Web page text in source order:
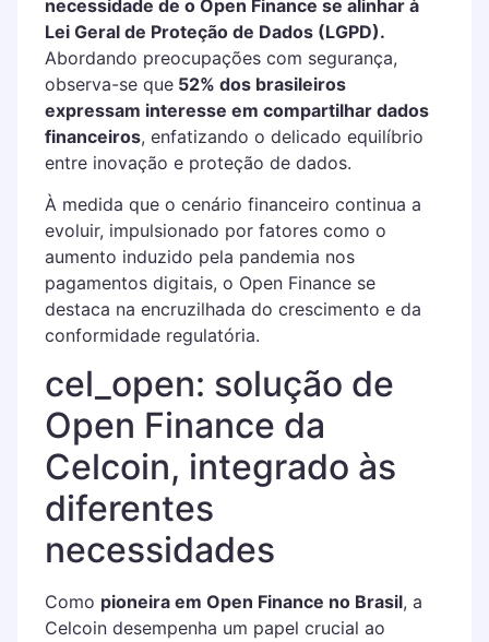
necessidade de o Open Finance se alinhar à
Lei Geral de Proteção de Dados (LGPD).
Abordando preocupações com segurança,
observa-se que52% dos brasileiros
expressam interesse em compartilhar dados
financeiros, enfatizando o delicado equilíbrio
entre inovação e proteção de dados.
À medida que o cenário financeiro continua a
evoluir, impulsionado por fatores como o
aumento induzido pela pandemia nos
pagamentos digitais, o Open Finance se
destaca na encruzilhada do crescimento e da
conformidade regulatória.
cel_open: solução de
Open Finance da
Celcoin, integrado às
diferentes
necessidades
Como pioneira em Open Finance no Brasil, a
Celcoin desempenha um papel crucial ao